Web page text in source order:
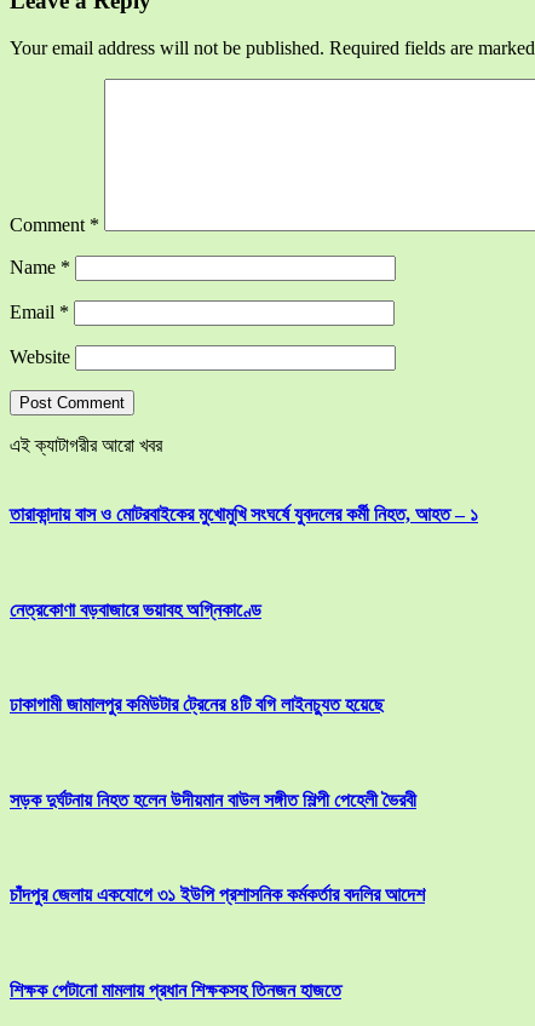
Your email address will not be published. Required fields are marked
Comment *
Name *
Email *
Website
এই ক্যাটাগরীর আরো খবর
তারাকান্দায় বাস ও মোটরবাইকের মুখোমুখি সংঘর্ষে যুবদলের কর্মী নিহত, আহত – ১
নেত্রকোণা বড়বাজারে ভয়াবহ অগ্নিকাণ্ডে
ঢাকাগামী জামালপুর কমিউটার ট্রেনের ৪টি বগি লাইনচ্যুত হয়েছে
সড়ক দুর্ঘটনায় নিহত হলেন উদীয়মান বাউল সঙ্গীত শিল্পী পেহেলী ভৈরবী
চাঁদপুর জেলায় একযোগে ৩১ ইউপি প্রশাসনিক কর্মকর্তার বদলির আদেশ
শিক্ষক পেটানো মামলায় প্রধান শিক্ষকসহ তিনজন হাজতে